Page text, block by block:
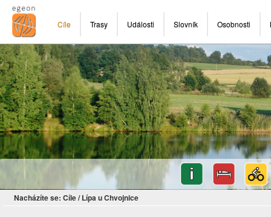
Cíle Trasy Události Slovník Osobnosti
Nacházíte se: Cíle/ Lípa u Chvojnice